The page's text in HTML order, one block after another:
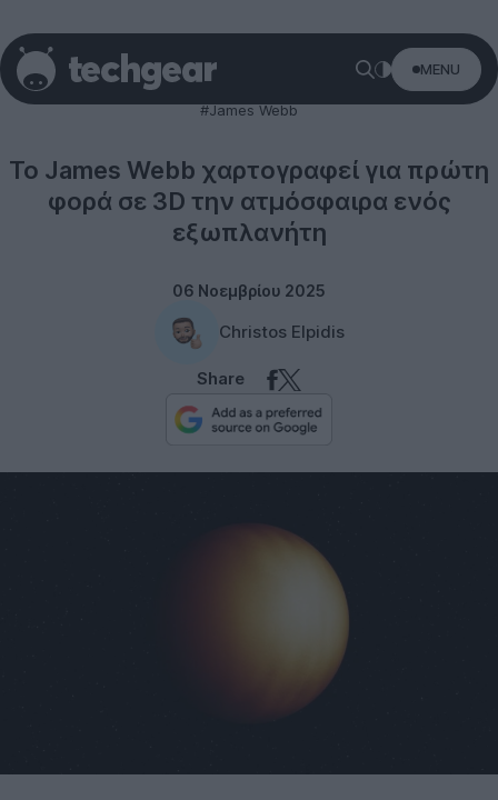
MENU
#James Webb
Το James Webb χαρτογραφεί για πρώτη
φορά σε 3D την ατμόσφαιρα ενός
εξωπλανήτη
06 Νοεμβρίου 2025
Christos Elpidis
Share